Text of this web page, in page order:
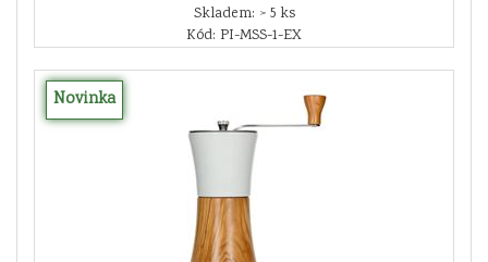
Skladem: > 5 ks
Kód: PI-MSS-1-EX
Novinka